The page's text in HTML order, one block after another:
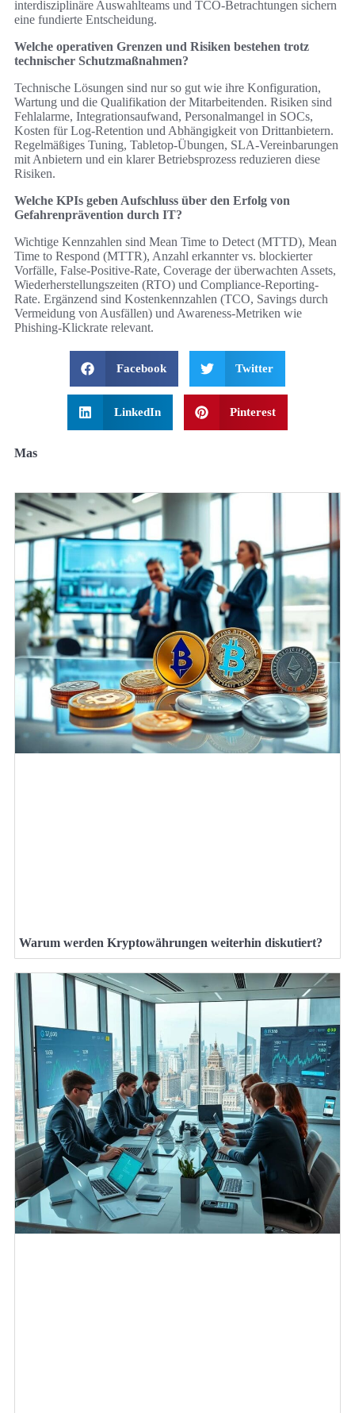
interdisziplinäre Auswahlteams und TCO-Betrachtungen sichern
eine fundierte Entscheidung.
Welche operativen Grenzen und Risiken bestehen trotz
technischer Schutzmaßnahmen?
Technische Lösungen sind nur so gut wie ihre Konfiguration,
Wartung und die Qualifikation der Mitarbeitenden. Risiken sind
Fehlalarme, Integrationsaufwand, Personalmangel in SOCs,
Kosten für Log-Retention und Abhängigkeit von Drittanbietern.
Regelmäßiges Tuning, Tabletop-Übungen, SLA-Vereinbarungen
mit Anbietern und ein klarer Betriebsprozess reduzieren diese
Risiken.
Welche KPIs geben Aufschluss über den Erfolg von
Gefahrenprävention durch IT?
Wichtige Kennzahlen sind Mean Time to Detect (MTTD), Mean
Time to Respond (MTTR), Anzahl erkannter vs. blockierter
Vorfälle, False-Positive-Rate, Coverage der überwachten Assets,
Wiederherstellungszeiten (RTO) und Compliance-Reporting-
Rate. Ergänzend sind Kostenkennzahlen (TCO, Savings durch
Vermeidung von Ausfällen) und Awareness-Metriken wie
Phishing-Klickrate relevant.
Facebook Twitter
LinkedIn Pinterest
Mas
Warum werden Kryptowährungen weiterhin diskutiert?